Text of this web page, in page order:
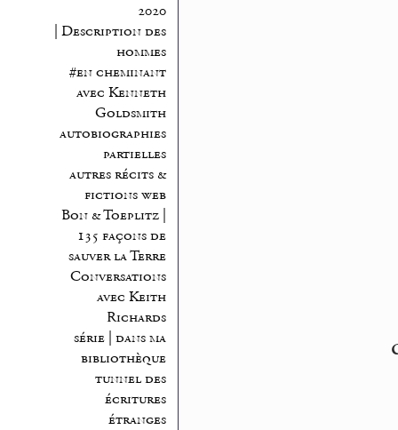
2020
| Description des
hommes
#en cheminant
avec Kenneth
Goldsmith
autobiographies
partielles
autres récits &
fictions web
Bon & Toeplitz |
135 façons de
sauver la Terre
Conversations
avec Keith
Richards
série | dans ma
bibliothèque
tunnel des
écritures
étranges